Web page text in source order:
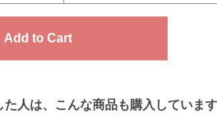
た人は、こんな商品も購入しています